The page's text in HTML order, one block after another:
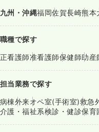
九州・沖縄福岡佐賀長崎熊本
職種で探す
正看護師准看護師保健師助産
担当業務で探す
病棟外来オペ室(手術室)救急
介護・福祉系検診・健診保育